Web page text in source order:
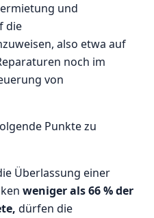
und
die
also etwa auf
noch im
von
Punkte zu
Überlassung einer
weniger als 66 % der
dürfen die